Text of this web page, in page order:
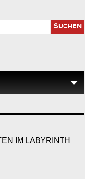
SUCHEN
IM LABYRINTH